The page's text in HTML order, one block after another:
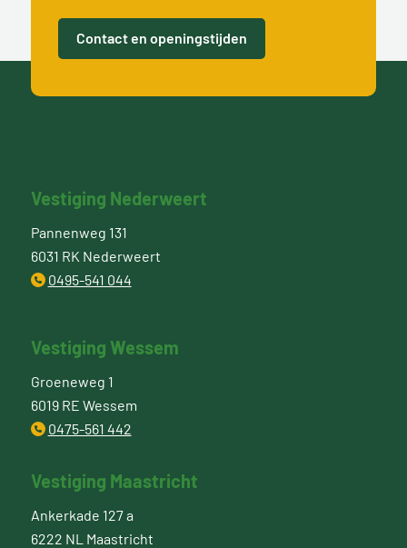
Contact en openingstijden
Vestiging Nederweert
Pannenweg 131
6031 RK Nederweert
0495-541 044
Vestiging Wessem
Groeneweg 1
6019 RE Wessem
0475-561 442
Vestiging Maastricht
Ankerkade 127 a
6222 NL Maastricht